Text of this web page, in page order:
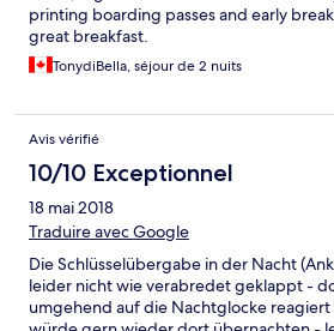
printing boarding passes and early
great breakfast.
TonydiBella, séjour de 2 nuits
Avis vérifié
10/10 Exceptionnel
18 mai 2018
Traduire avec Google
Die Schlüsselübergabe in der Nacht
leider nicht wie verabredet geklappt -
umgehend auf die Nachtglocke